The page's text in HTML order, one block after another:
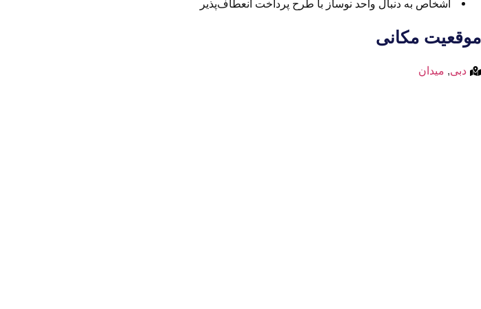
اشخاص به دنبال واحد نوساز با طرح پرداخت انعطاف‌پذیر
موقعیت مکانی
دبی, میدان